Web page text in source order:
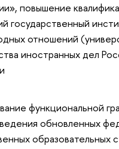
, повышение
государственный
отношений
иностранных дел
функциональной
обновленных
образовательных